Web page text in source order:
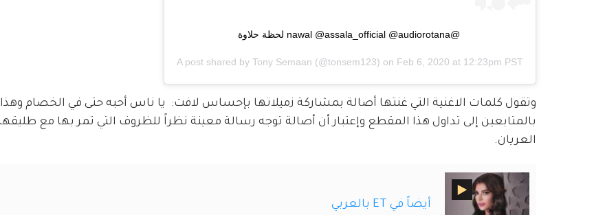
@nawal @assala_official @audiorotana لحظة حلاوة
A post shared by Tony Semaan (@tonsem123) on Feb 6, 2020 at 12:23pm PST
وتقول كلمات الاغنية التي غنتها أصالة بمشاركة زميلاتها بإحساس لافت:  يا ناس أحبه حتى في الخصام
بالمتابعين إلى تداول هذا المقطع وإعتبار أن أصالة توجه رسالة معينة نظراً للظروف التي تمر بها مع
العريان.
أيضاً في ET بالعربي